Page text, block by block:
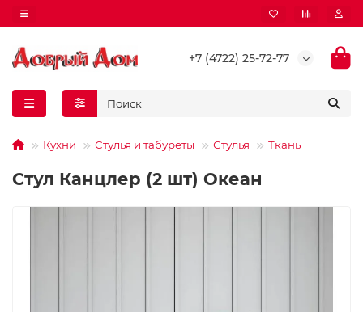
+7 (4722) 25-72-77
Кухни Стулья и табуреты Стулья Ткань
Стул Канцлер (2 шт) Океан